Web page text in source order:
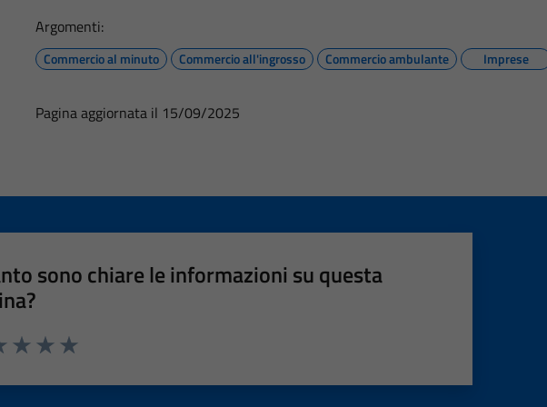
Argomenti:
Commercio al minuto Commercio all'ingrosso Commercio ambulante Imprese
Pagina aggiornata il 15/09/2025
sono chiare le informazioni su questa